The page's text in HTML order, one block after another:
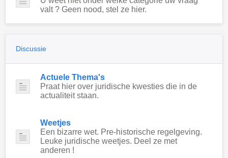
valt ? Geen nood, stel ze hier.
Discussie
Actuele Thema's
Praat hier over juridische kwesties die in de
actualiteit staan.
Weetjes
Een bizarre wet. Pre-historische regelgeving.
Leuke juridische weetjes. Deel ze met
anderen !